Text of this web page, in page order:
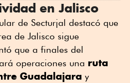
en Jalisco
de Secturjal destacó que
de Jalisco sigue
que a finales del
operaciones una ruta
Guadalajara y